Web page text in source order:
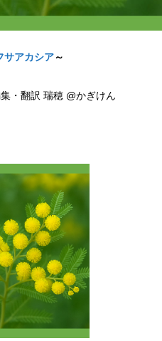
サアカシア～
・翻訳 瑞穂 @かぎけん